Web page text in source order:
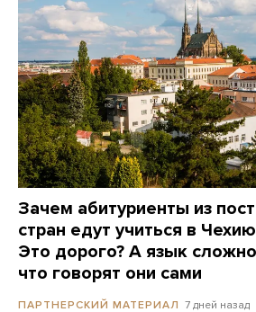
Зачем абитуриенты из
стран едут учиться в
Это дорого? А язык
что говорят они сами
ПАРТНЕРСКИЙ МАТЕРИАЛ 7 дней назад